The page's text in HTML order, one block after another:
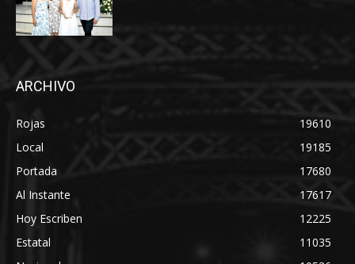
ARCHIVO
Rojas
19610
Local
19185
Portada
17680
Al Instante
17617
Hoy Escriben
12225
Estatal
11035